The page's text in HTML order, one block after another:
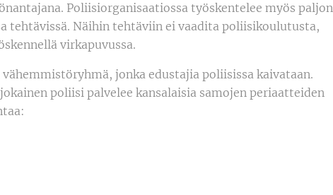
Poliisiorganisaatiossa työskentelee myös paljon
tehtävissä. Näihin tehtäviin ei vaadita poliisikoulutusta,
virkapuvussa.
jonka edustajia poliisissa kaivataan.
poliisi palvelee kansalaisia samojen periaatteiden